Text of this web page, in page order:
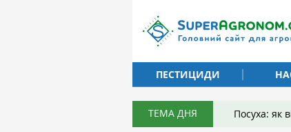
ПЕСТИЦИДИ
ТЕМА ДНЯ Посуха: як